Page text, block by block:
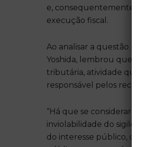
e, consequentemente, a
execução fiscal.
Ao analisar a questão no
Yoshida, lembrou que a
tributária, atividade que
responsável pelos
“Há que se considerar
inviolabilidade do sigilo
do interesse público, ou